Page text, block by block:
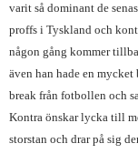
varit så dominant de
proffs i Tyskland och
någon gång kommer
även han hade en
break från fotbollen och
Kontra önskar lycka till
storstan och drar på sig